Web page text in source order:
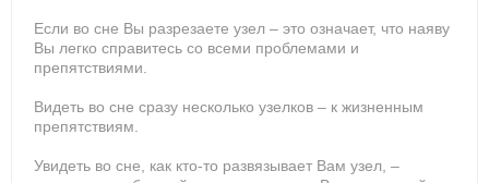
Если во сне Вы разрезаете узел – это означает, что наяву
Вы легко справитесь со всеми проблемами и
препятствиями.
Видеть во сне сразу несколько узелков – к жизненным
препятствиям.
Увидеть во сне, как кто-то развязывает Вам узел, –